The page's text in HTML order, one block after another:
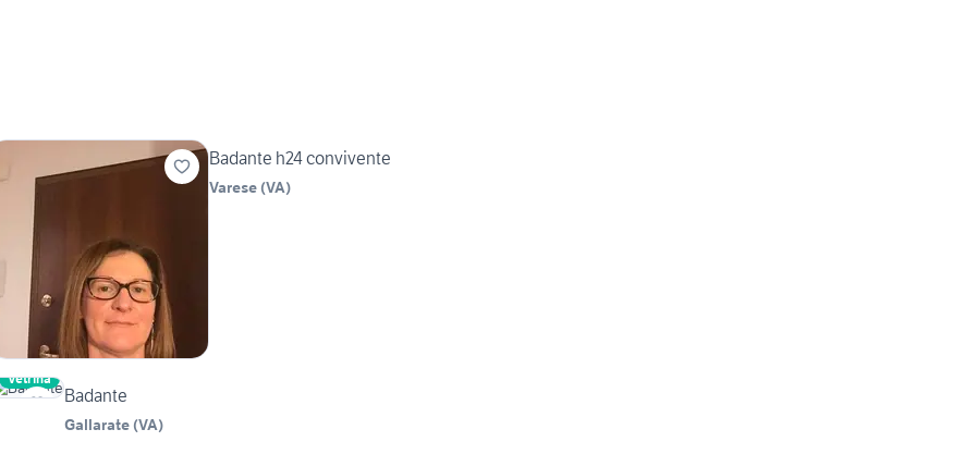
Badante h24 convivente
Varese (VA)
Vetrina
Badante
Gallarate (VA)